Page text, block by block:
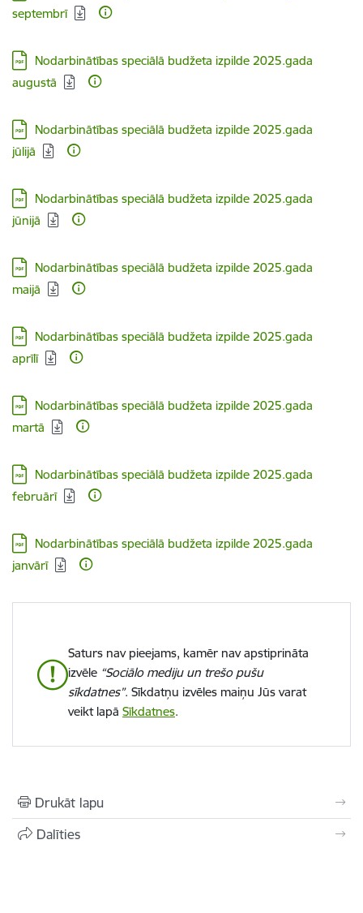
septembrī
Lejupielādēt:
Nodarbinātības speciālā budžeta izpilde 2025.gada
augustā
Lejupielādēt:
Nodarbinātības speciālā budžeta izpilde 2025.gada
jūlijā
Lejupielādēt:
Nodarbinātības speciālā budžeta izpilde 2025.gada
jūnijā
Lejupielādēt:
Nodarbinātības speciālā budžeta izpilde 2025.gada
maijā
Lejupielādēt:
Nodarbinātības speciālā budžeta izpilde 2025.gada
aprīlī
Lejupielādēt:
Nodarbinātības speciālā budžeta izpilde 2025.gada
martā
Lejupielādēt:
Nodarbinātības speciālā budžeta izpilde 2025.gada
februārī
Lejupielādēt:
Nodarbinātības speciālā budžeta izpilde 2025.gada
janvārī
Saturs nav pieejams, kamēr nav apstiprināta
izvēle “Sociālo mediju un trešo pušu
sīkdatnes”. Sīkdatņu izvēles maiņu Jūs varat
veikt lapā Sīkdatnes.
Drukāt lapu
Dalīties